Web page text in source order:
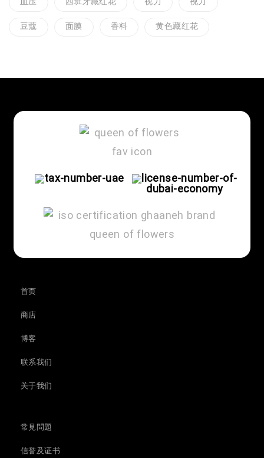
豆蔻
面膜 香料 黄色藏红花
首页
商店
博客
联系我们
关于我们
常見問題 ​
信誉及证书